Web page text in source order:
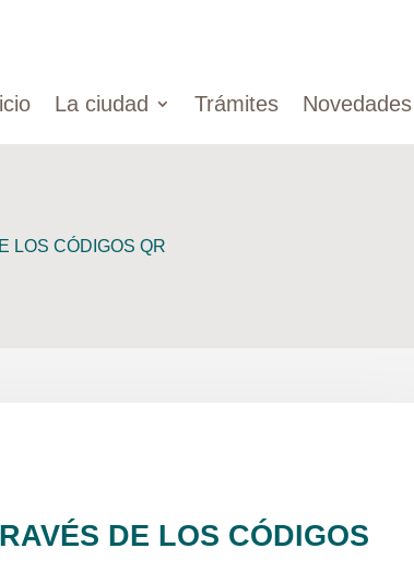
La ciudad Trámites Novedades
LOS CÓDIGOS QR
DE LOS CÓDIGOS